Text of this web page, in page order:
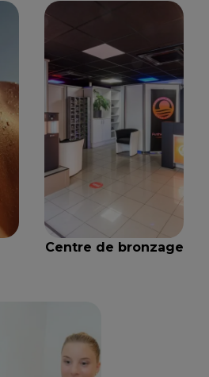
Centre de bronzage